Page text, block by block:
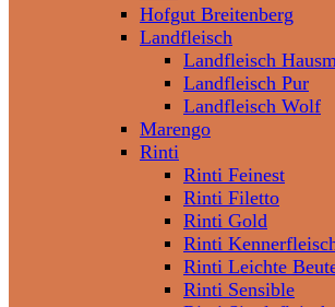
Hofgut Breitenberg
Landfleisch
Landfleisch
Landfleisch Pur
Landfleisch Wolf
Marengo
Rinti
Rinti Feinest
Rinti Filetto
Rinti Gold
Rinti
Rinti Leichte
Rinti Sensible